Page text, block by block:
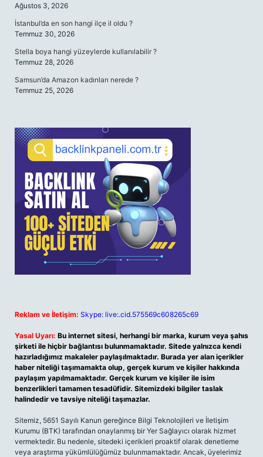
Ağustos 3, 2026
İstanbul’da en son hangi ilçe il oldu ?
Temmuz 30, 2026
Stella boya hangi yüzeylerde kullanılabilir ?
Temmuz 28, 2026
Samsun’da Amazon kadınları nerede ?
Temmuz 25, 2026
Reklam ve İletişim: Skype: live:.cid.575569c608265c69
Yasal Uyarı: Bu internet sitesi, herhangi bir marka, kurum veya şahıs
şirketi ile hiçbir bağlantısı bulunmamaktadır. Sitede yalnızca kendi
hazırladığımız makaleler paylaşılmaktadır. Burada yer alan içerikler
haber niteliği taşımamakta olup, gerçek kurum ve kişiler hakkında
paylaşım yapılmamaktadır. Gerçek kurum ve kişiler ile isim
benzerlikleri tamamen tesadüfidir. Sitemizdeki bilgiler taslak
halindedir ve tavsiye niteliği taşımazlar.
Sitemiz, 5651 Sayılı Kanun gereğince Bilgi Teknolojileri ve İletişim
Kurumu (BTK) tarafından onaylanmış bir Yer Sağlayıcı olarak hizmet
vermektedir. Bu nedenle, sitedeki içerikleri proaktif olarak denetleme
veya araştırma yükümlülüğümüz bulunmamaktadır. Ancak, üyelerimiz